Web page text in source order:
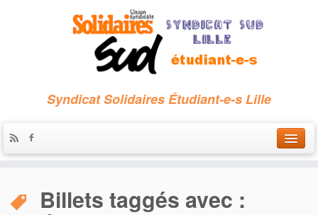
Syndicat Solidaires Étudiant-e-s Lille
Qui sommes-nous ?
Billets taggés avec :